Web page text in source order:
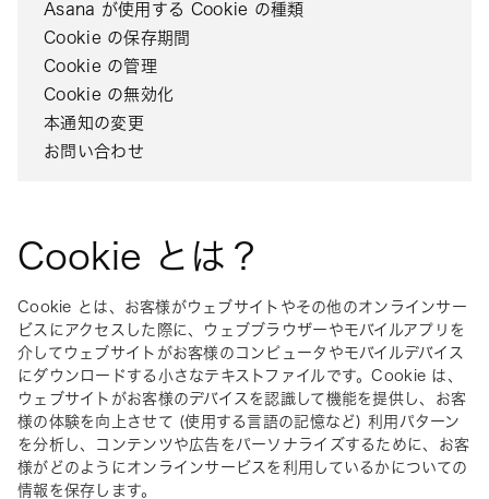
Asana が使用する Cookie の種類
Cookie の保存期間
Cookie の管理
Cookie の無効化
本通知の変更
お問い合わせ
Cookie とは？
Cookie とは、お客様がウェブサイトやその他のオンラインサー
ビスにアクセスした際に、ウェブブラウザーやモバイルアプリを
介してウェブサイトがお客様のコンピュータやモバイルデバイス
にダウンロードする小さなテキストファイルです。Cookie は、
ウェブサイトがお客様のデバイスを認識して機能を提供し、お客
様の体験を向上させて (使用する言語の記憶など) 利用パターン
を分析し、コンテンツや広告をパーソナライズするために、お客
様がどのようにオンラインサービスを利用しているかについての
情報を保存します。